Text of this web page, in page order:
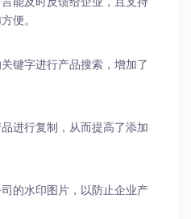
便。
键字进行产品搜索，增加了
进行复制，从而提高了添加
的水印图片，以防止企业产